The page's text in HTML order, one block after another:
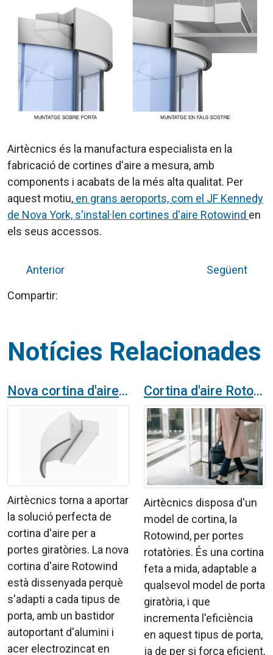
Airtècnics és la manufactura especialista en la
fabricació de cortines d'aire a mesura, amb
components i acabats de la més alta qualitat. Per
aquest motiu, en grans aeroports, com el JF Kennedy
de Nova York, s'instal·len cortines d'aire Rotowind en
els seus accessos.
Anterior
Següent
Compartir:
Notícies Relacionades
Nova cortina d'aire Rotowind per a portes giratòries
Airtècnics torna a aportar
la solució perfecta de
cortina d'aire per a
portes giratòries. La nova
cortina d'aire Rotowind
està dissenyada perquè
s'adapti a cada tipus de
porta, amb un bastidor
autoportant d'alumini i
acer electrozincat en
Cortina d'aire Rotowind per a portes giratòries a un hotel de Malta
Airtècnics disposa d'un
model de cortina, la
Rotowind, per portes
rotatòries. És una cortina
feta a mida, adaptable a
qualsevol model de porta
giratòria, i que
incrementa l'eficiència
en aquest tipus de porta,
ja de per si força eficient,